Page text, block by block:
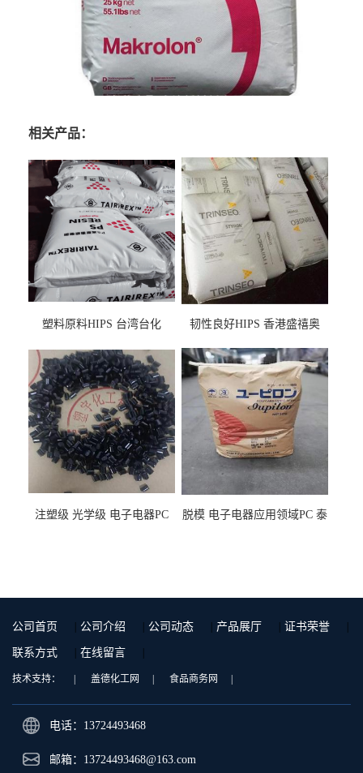
相关产品：
塑料原料HIPS 台湾台化
用料
韧性良好HIPS 香港盛禧奥
注塑级 光学级 电子电器PC
脱模 电子电器应用领域PC 泰
公司首页 | 公司介绍 | 公司动态 | 产品展厅 | 证书荣誉 |
联系方式 | 在线留言 |
技术支持： | 盖德化工网 | 食品商务网 |
电话：13724493468
邮箱： 13724493468@163.com